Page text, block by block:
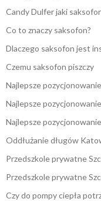
Candy Dulfer jaki
Co to znaczy saksofon?
Dlaczego saksofon jest
Czemu saksofon piszczy
Najlepsze
Najlepsze
Najlepsze
Oddłużanie długów
Przedszkole prywatne
Przedszkole prywatne
Czy do pompy ciepła